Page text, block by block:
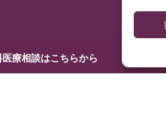
療相談はこちらから